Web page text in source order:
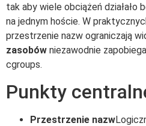
tak aby wiele obciążeń działało
na jednym hoście. W
przestrzenie nazw ograniczają
zasobów niezawodnie
cgroups.
Punkty
Przestrzenie nazw